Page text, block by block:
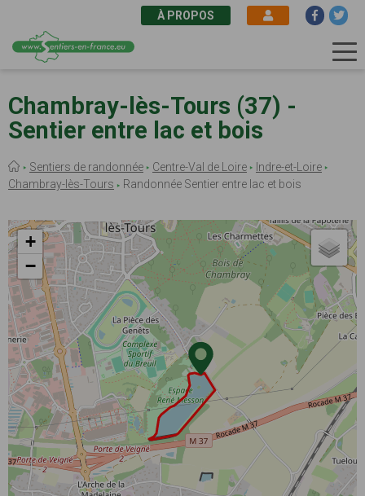
au
contenu
principal
À PROPOS
Chambray-lès-Tours (37) -
Sentier entre lac et bois
Fil
d'Ariane
Sentiers de randonnée Centre-Val de Loire
Indre-et-Loire
Chambray-lès-Tours
Randonnée Sentier entre lac et bois
+
−